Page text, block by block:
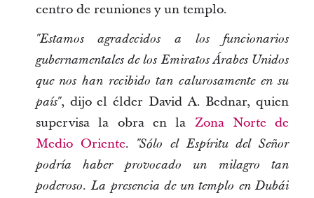
centro de reuniones y un templo.
"Estamos agradecidos a los funcionarios
gubernamentales de los Emiratos Árabes Unidos
que nos han recibido tan calurosamente en su
país", dijo el élder David A. Bednar, quien
supervisa la obra en la Zona Norte de
Medio Oriente. "Sólo el Espíritu del Señor
podría haber provocado un milagro tan
poderoso. La presencia de un templo en Dubái